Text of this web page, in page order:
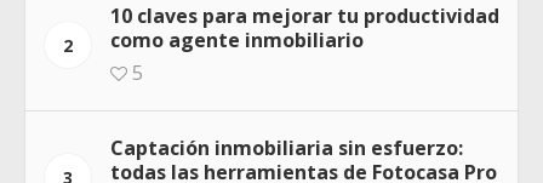
2
10 claves para mejorar tu productividad
como agente inmobiliario
5
3
Captación inmobiliaria sin esfuerzo:
todas las herramientas de Fotocasa Pro